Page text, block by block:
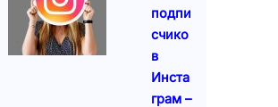
подпи
счико
в
Инста
грам –